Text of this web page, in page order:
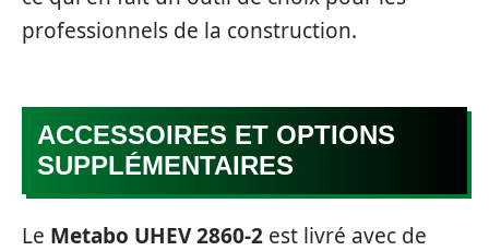
professionnels de la construction.
ACCESSOIRES ET OPTIONS
SUPPLÉMENTAIRES
Le Metabo UHEV 2860-2 est livré avec de